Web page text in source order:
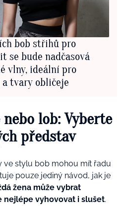
bob střihů pro
se bude nadčasová
vlny, ideální pro
tvary obličeje
lob: Vyberte
představ
ve stylu bob mohou mít řadu
pouze jediný návod, jak je
žena může vybrat
nejlépe vyhovovat i slušet.